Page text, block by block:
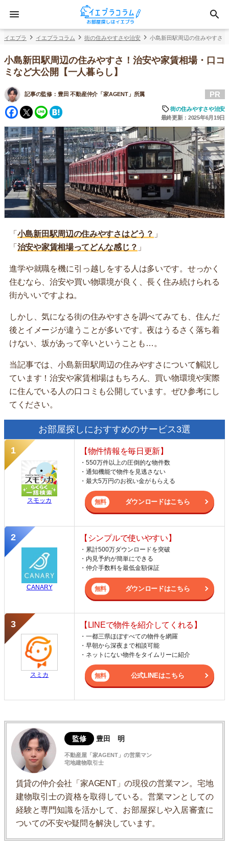
イエプラ イエプラコラム 街の住みやすさや治安 小島新田駅周辺の住みやすさ
小島新田駅周辺の住みやすさ！治安や家賃相場・口コ
ミなど大公開【一人暮らし】
記事の監修： 豊田 不動産仲介「家AGENT」所属
Facebook
Twitter
Line
PR
街の住みやすさや治安
最終更新：2025年6月19日
「 小島新田駅周辺の住みやすさはどう？ 」
「 治安や家賃相場ってどんな感じ？ 」
進学や就職を機に引っ越しをする人は多いです。せっかく
住むなら、治安や買い物環境が良く、長く住み続けられる
街がいいですよね。
しかし、気になる街の住みやすさを調べてみても、住んだ
後とイメージが違うことが多いです。夜はうるさく落ち着
けない、坂があって辛いということも…。
当記事では、小島新田駅周辺の住みやすさについて解説し
ています！治安や家賃相場はもちろん、買い物環境や実際
に住んでいる人の口コミも公開しています。ぜひ参考にし
てください。
お部屋探しにおすすめのサービス3選
スモッカ
【物件情報を毎日更新】
・550万件以上の圧倒的な物件数
・通知機能で物件を見逃さない
・最大5万円のお祝い金がもらえる
ダウンロードはこちら
CANARY
【シンプルで使いやすい】
・累計500万ダウンロードを突破
・内見予約が簡単にできる
・仲介手数料を最低金額保証
ダウンロードはこちら
スミカ
【LINEで物件を紹介してくれる】
・一都三県ほぼすべての物件を網羅
・早朝から深夜まで相談可能
・ネットにない物件をタイムリーに紹介
公式LINEはこちら
監修 豊田 明
不動産屋「家AGENT」の営業マン
宅地建物取引士
賃貸の仲介会社「家AGENT」の現役の営業マン。宅地
建物取引士の資格を取得している。営業マンとしての
経験と専門知識を活かして、お部屋探しや入居審査に
ついての不安や疑問を解決しています。